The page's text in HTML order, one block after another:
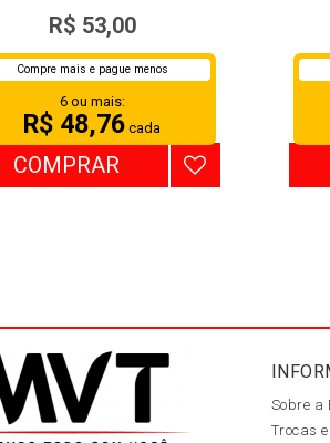
TINTA UNIVERSAL
HP/EPSON/BULK INK CYAN
500ML
R$ 53,00
Compre mais e pague menos
6 ou mais:
R$ 48,76 cada
COMPRAR
Sobre a
Trocas